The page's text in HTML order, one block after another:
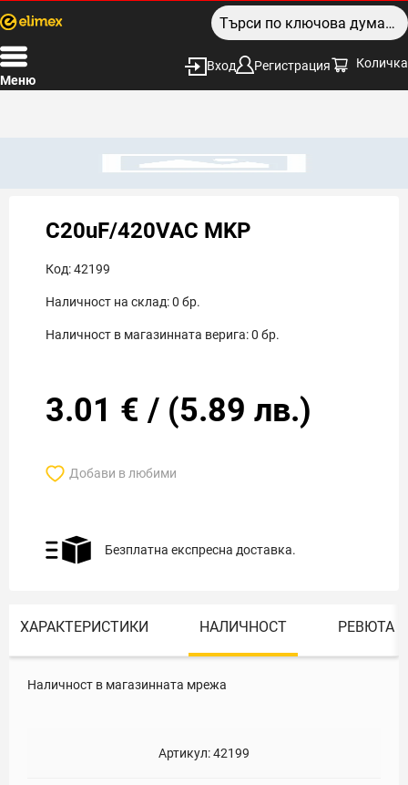
Меню
Вход Регистрация Количка
C20uF/420VAC MKP
Код:42199
Наличност на склад:0 бр.
Наличност в магазинната верига:0 бр.
3.01 € / (5.89 лв.)
Добави в любими
Безплатна експресна доставка.
ХАРАКТЕРИСТИКИ НАЛИЧНОСТ РЕВЮТА
Наличност в магазинната мрежа
Артикул:42199